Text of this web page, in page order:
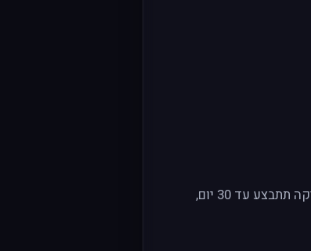
שלחו מייל עם הכותרת “Delete my K-RANK data” וציינו את כתובת המייל שאיתה התחברתם. מחיקה תתבצע עד 30 יום,